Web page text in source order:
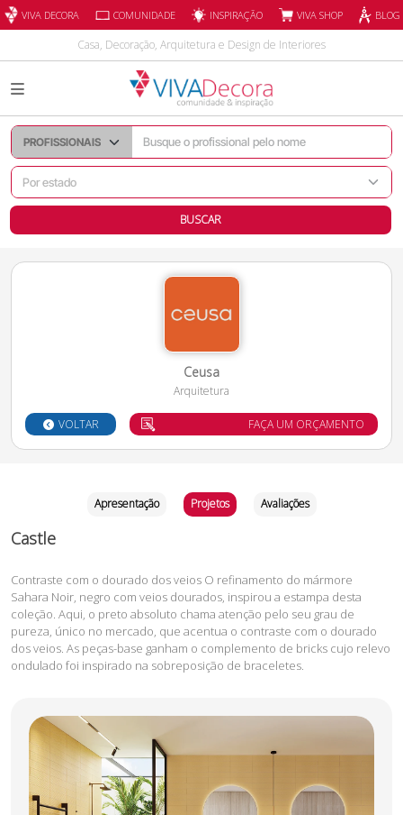
VIVA DECORA COMUNIDADE INSPIRAÇÃO VIVA SHOP
Casa, Decoração, Arquitetura e Design de Interiores
BUSCAR
Ceusa
Arquitetura
VOLTAR FAÇA UM ORÇAMENTO
Apresentação Projetos Avaliações
Castle
Contraste com o dourado dos veios O refinamento do mármore
Sahara Noir, negro com veios dourados, inspirou a estampa desta
coleção. Aqui, o preto absoluto chama atenção pelo seu grau de
pureza, único no mercado, que acentua o contraste com o dourado
dos veios. As peças-base ganham o complemento de bricks cujo relevo
ondulado foi inspirado na sobreposição de braceletes.